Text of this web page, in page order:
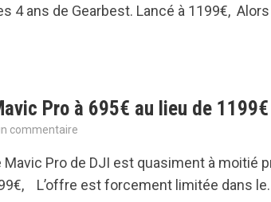
4 ans de Gearbest. Lancé à 1199€,
Pro à 695€ au lieu de
commentaire
Mavic Pro de DJI est quasiment à moitié
L’offre est forcement limitée dans